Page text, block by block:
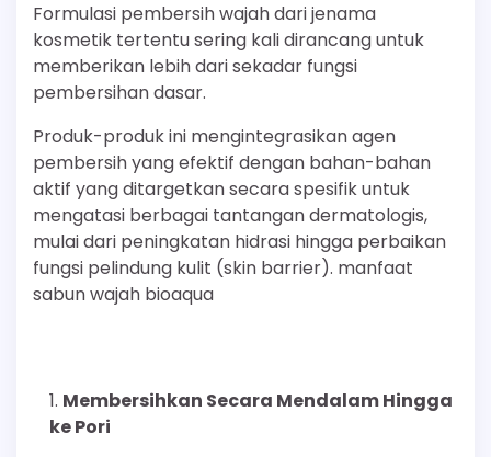
Formulasi pembersih wajah dari jenama
kosmetik tertentu sering kali dirancang untuk
memberikan lebih dari sekadar fungsi
pembersihan dasar.
Produk-produk ini mengintegrasikan agen
pembersih yang efektif dengan bahan-bahan
aktif yang ditargetkan secara spesifik untuk
mengatasi berbagai tantangan dermatologis,
mulai dari peningkatan hidrasi hingga perbaikan
fungsi pelindung kulit (skin barrier). manfaat
sabun wajah bioaqua
Membersihkan Secara Mendalam Hingga
ke Pori